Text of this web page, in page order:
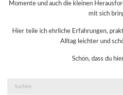
Momente und auch die kleinen
mit sich
Hier teile ich ehrliche Erfahrungen,
Alltag leichter und
Schön, dass du
Suche